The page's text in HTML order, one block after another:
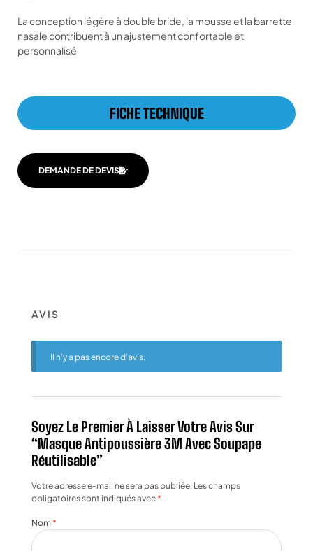
La conception légère à double bride, la mousse et la barrette
nasale contribuent à un ajustement confortable et
personnalisé
FICHE TECHNIQUE
DEMANDE DE DEVIS
AVIS
Il n’y a pas encore d’avis.
Soyez Le Premier À Laisser Votre Avis Sur
“Masque Antipoussière 3M Avec Soupape
Réutilisable”
Votre adresse e-mail ne sera pas publiée. Les champs
obligatoires sont indiqués avec*
Nom *